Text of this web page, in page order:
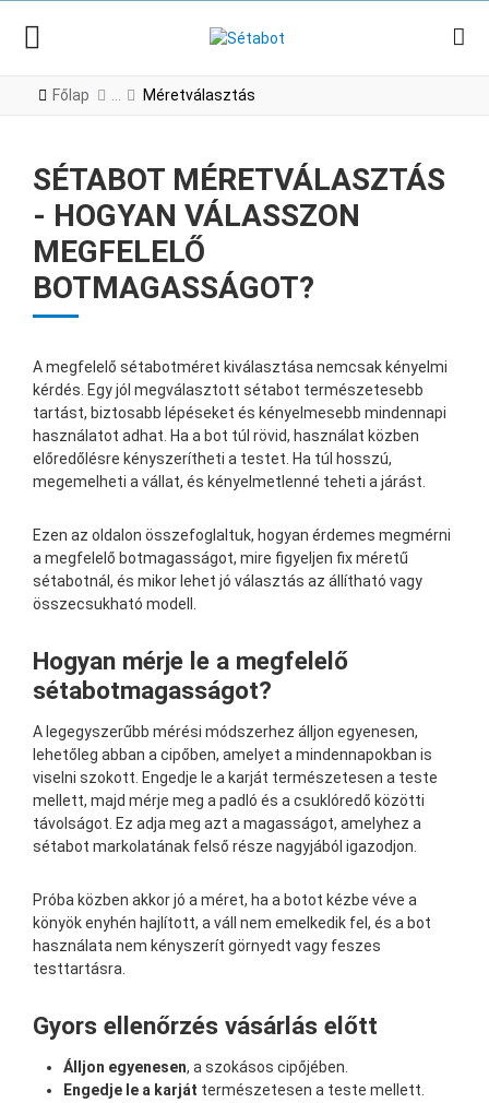
Főlap Méretválasztás
SÉTABOT MÉRETVÁLASZTÁS
- HOGYAN VÁLASSZON
MEGFELELŐ
BOTMAGASSÁGOT?
A megfelelő sétabotméret kiválasztása nemcsak kényelmi
kérdés. Egy jól megválasztott sétabot természetesebb
tartást, biztosabb lépéseket és kényelmesebb mindennapi
használatot adhat. Ha a bot túl rövid, használat közben
előredőlésre kényszerítheti a testet. Ha túl hosszú,
megemelheti a vállat, és kényelmetlenné teheti a járást.
Ezen az oldalon összefoglaltuk, hogyan érdemes megmérni
a megfelelő botmagasságot, mire figyeljen fix méretű
sétabotnál, és mikor lehet jó választás az állítható vagy
összecsukható modell.
Hogyan mérje le a megfelelő
sétabotmagasságot?
A legegyszerűbb mérési módszerhez álljon egyenesen,
lehetőleg abban a cipőben, amelyet a mindennapokban is
viselni szokott. Engedje le a karját természetesen a teste
mellett, majd mérje meg a padló és a csuklóredő közötti
távolságot. Ez adja meg azt a magasságot, amelyhez a
sétabot markolatának felső része nagyjából igazodjon.
Próba közben akkor jó a méret, ha a botot kézbe véve a
könyök enyhén hajlított, a váll nem emelkedik fel, és a bot
használata nem kényszerít görnyedt vagy feszes
testtartásra.
Gyors ellenőrzés vásárlás előtt
Álljon egyenesen, a szokásos cipőjében.
Engedje le a karját természetesen a teste mellett.